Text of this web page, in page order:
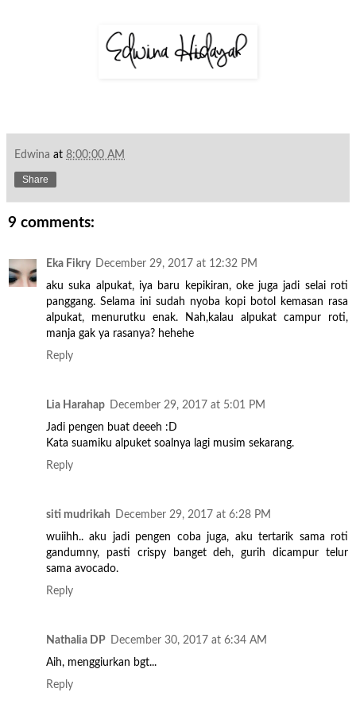
Edwina at 8:00:00 AM
Share
9 comments:
Eka Fikry December 29, 2017 at 12:32 PM
aku suka alpukat, iya baru kepikiran, oke juga jadi selai roti
panggang. Selama ini sudah nyoba kopi botol kemasan rasa
alpukat, menurutku enak. Nah,kalau alpukat campur roti,
manja gak ya rasanya? hehehe
Reply
Lia Harahap December 29, 2017 at 5:01 PM
Jadi pengen buat deeeh :D
Kata suamiku alpuket soalnya lagi musim sekarang.
Reply
siti mudrikah December 29, 2017 at 6:28 PM
wuiihh.. aku jadi pengen coba juga, aku tertarik sama roti
gandumny, pasti crispy banget deh, gurih dicampur telur
sama avocado.
Reply
Nathalia DP December 30, 2017 at 6:34 AM
Aih, menggiurkan bgt...
Reply